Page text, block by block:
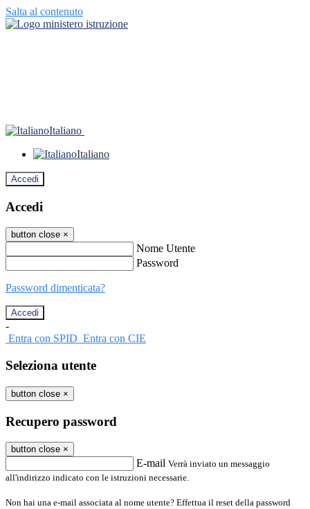
Salta al contenuto
Italiano
Italiano
Accedi
Accedi
button close ×
Nome Utente
Password
Password dimenticata?
-
Entra con SPID Entra con CIE
Seleziona utente
button close ×
Recupero password
button close ×
E-mail Verrà inviato un messaggio
all'indirizzo indicato con le istruzioni necessarie.
Non hai una e-mail associata al nome utente? Effettua il reset della password